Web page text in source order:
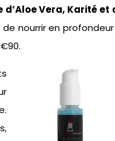
Vera, Karité et
nourrir en